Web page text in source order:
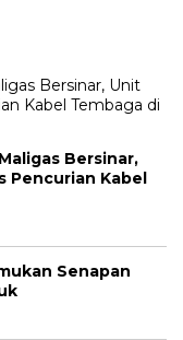
Bersinar,
Pencurian Kabel
Senapan